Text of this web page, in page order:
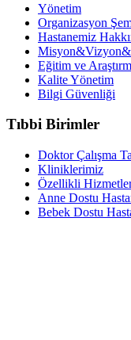
Yönetim
Organizasyon
Hastanemiz
Eğitim ve
Kalite Yönetim
Bilgi Güvenliği
Tıbbi Birimler
Doktor Çalışma
Kliniklerimiz
Özellikli
Anne Dostu
Bebek Dostu